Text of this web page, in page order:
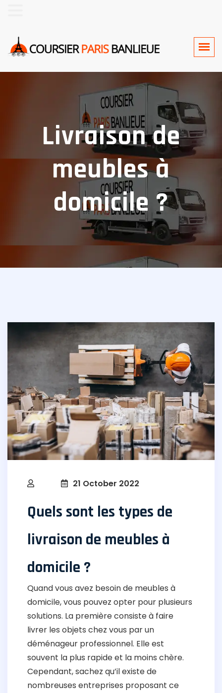
Livraison de
meubles à
domicile ?
21 October 2022
Quels sont les types de
livraison de meubles à
domicile ?
Quand vous avez besoin de meubles à
domicile, vous pouvez opter pour plusieurs
solutions. La première consiste à faire
livrer les objets chez vous par un
déménageur professionnel. Elle est
souvent la plus rapide et la moins chère.
Cependant, sachez qu’il existe de
nombreuses entreprises proposant ce